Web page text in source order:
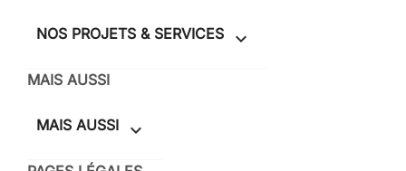
NOS PROJETS & SERVICES 
MAIS AUSSI
MAIS AUSSI 